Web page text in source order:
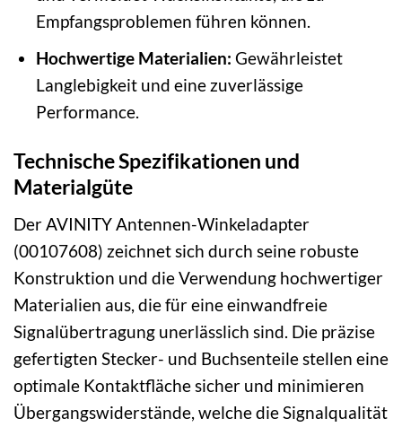
Empfangsproblemen führen können.
Hochwertige Materialien: Gewährleistet
Langlebigkeit und eine zuverlässige
Performance.
Technische Spezifikationen und
Materialgüte
Der AVINITY Antennen-Winkeladapter
(00107608) zeichnet sich durch seine robuste
Konstruktion und die Verwendung hochwertiger
Materialien aus, die für eine einwandfreie
Signalübertragung unerlässlich sind. Die präzise
gefertigten Stecker- und Buchsenteile stellen eine
optimale Kontaktfläche sicher und minimieren
Übergangswiderstände, welche die Signalqualität